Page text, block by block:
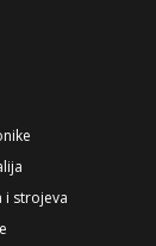
i strojeva